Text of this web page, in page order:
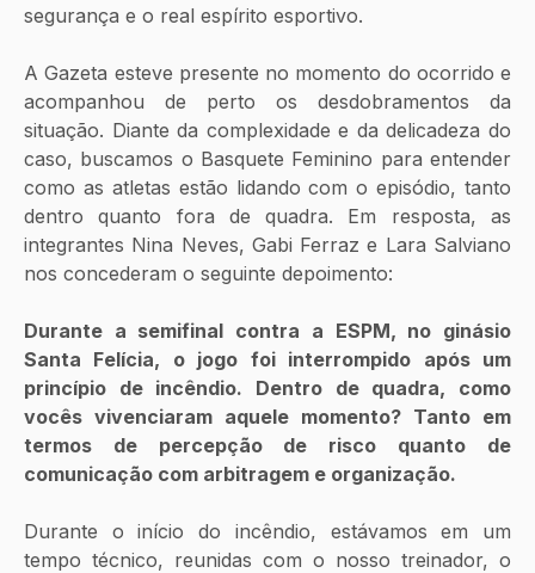
segurança e o real espírito esportivo.
A Gazeta esteve presente no momento do ocorrido e
acompanhou de perto os desdobramentos da
situação. Diante da complexidade e da delicadeza do
caso, buscamos o Basquete Feminino para entender
como as atletas estão lidando com o episódio, tanto
dentro quanto fora de quadra. Em resposta, as
integrantes Nina Neves, Gabi Ferraz e Lara Salviano
nos concederam o seguinte depoimento:
Durante a semifinal contra a ESPM, no ginásio
Santa Felícia, o jogo foi interrompido após um
princípio de incêndio. Dentro de quadra, como
vocês vivenciaram aquele momento? Tanto em
termos de percepção de risco quanto de
comunicação com arbitragem e organização.
Durante o início do incêndio, estávamos em um
tempo técnico, reunidas com o nosso treinador, o